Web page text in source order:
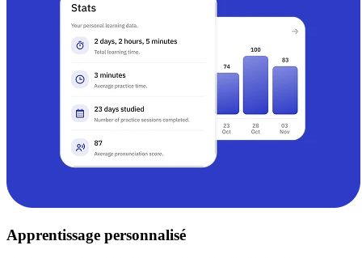
Apprentissage personnalisé